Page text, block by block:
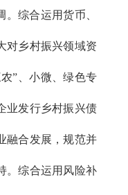
。综合运用货币、
对乡村振兴领域资
”、小微、绿色专
业发行乡村振兴债
融合发展，规范并
。综合运用风险补